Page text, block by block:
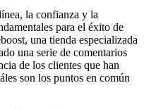
la confianza y la
para el éxito de
una tienda especializada
una serie de comentarios
de los clientes que han
son los puntos en común